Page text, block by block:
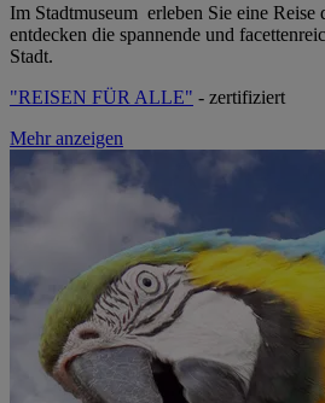
Im Stadtmuseum erleben Sie eine Reise
entdecken die spannende und
Stadt.
"REISEN FÜR ALLE" - zertifiziert
Mehr anzeigen